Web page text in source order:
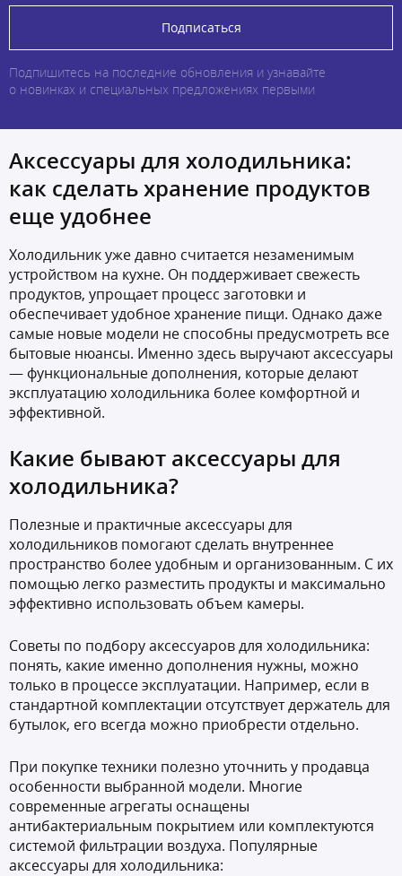
Подписаться
Подпишитесь на последние обновления и узнавайте
о новинках и специальных предложениях первыми
Аксессуары для холодильника:
как сделать хранение продуктов
еще удобнее
Холодильник уже давно считается незаменимым
устройством на кухне. Он поддерживает свежесть
продуктов, упрощает процесс заготовки и
обеспечивает удобное хранение пищи. Однако даже
самые новые модели не способны предусмотреть все
бытовые нюансы. Именно здесь выручают аксессуары
— функциональные дополнения, которые делают
эксплуатацию холодильника более комфортной и
эффективной.
Какие бывают аксессуары для
холодильника?
Полезные и практичные аксессуары для
холодильников помогают сделать внутреннее
пространство более удобным и организованным. С их
помощью легко разместить продукты и максимально
эффективно использовать объем камеры.
Советы по подбору аксессуаров для холодильника:
понять, какие именно дополнения нужны, можно
только в процессе эксплуатации. Например, если в
стандартной комплектации отсутствует держатель для
бутылок, его всегда можно приобрести отдельно.
При покупке техники полезно уточнить у продавца
особенности выбранной модели. Многие
современные агрегаты оснащены
антибактериальным покрытием или комплектуются
системой фильтрации воздуха. Популярные
аксессуары для холодильника: